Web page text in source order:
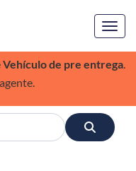
Vehículo de pre entrega.